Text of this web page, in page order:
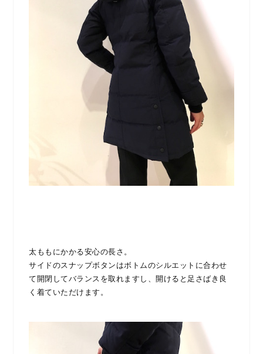
太ももにかかる安心の長さ。
サイドのスナップボタンはボトムのシルエットに合わせ
て開閉してバランスを取れますし、開けると足さばき良
く着ていただけます。